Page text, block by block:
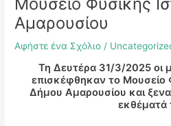
Αμαρουσίου
Αφήστε ένα Σχόλιο /
Τη Δευτέρα 31/3/2025 οι
επισκέφθηκαν το Μουσείο
Δήμου Αμαρουσίου και
εκθέματά